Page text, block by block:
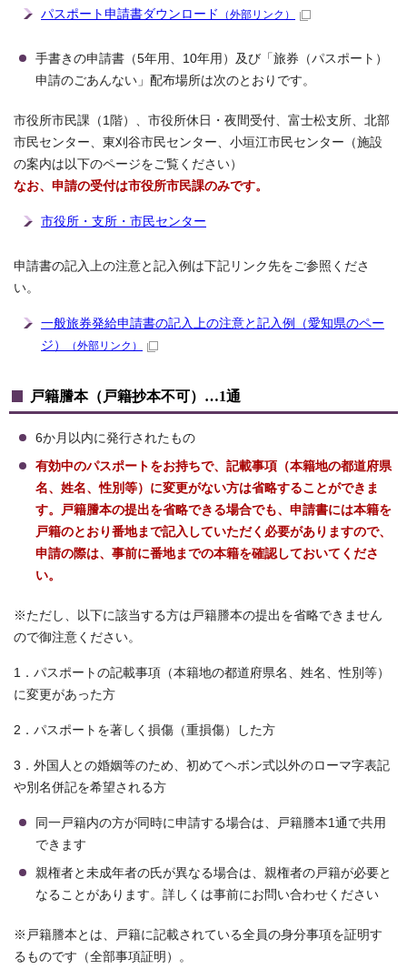
パスポート申請書ダウンロード （外部リンク）
手書きの申請書（5年用、10年用）及び「旅券（パスポート）
申請のごあんない」配布場所は次のとおりです。
市役所市民課（1階）、市役所休日・夜間受付、富士松支所、北部
市民センター、東刈谷市民センター、小垣江市民センター（施設
の案内は以下のページをご覧ください）
なお、申請の受付は市役所市民課のみです。
市役所・支所・市民センター
申請書の記入上の注意と記入例は下記リンク先をご参照くださ
い。
一般旅券発給申請書の記入上の注意と記入例（愛知県のペー
ジ）
（外部リンク）
戸籍謄本（戸籍抄本不可）…1通
6か月以内に発行されたもの
有効中のパスポートをお持ちで、記載事項（本籍地の都道府県
名、姓名、性別等）に変更がない方は省略することができま
す。戸籍謄本の提出を省略できる場合でも、申請書には本籍を
戸籍のとおり番地まで記入していただく必要がありますので、
申請の際は、事前に番地までの本籍を確認しておいてくださ
い。
※ただし、以下に該当する方は戸籍謄本の提出を省略できません
ので御注意ください。
1．パスポートの記載事項（本籍地の都道府県名、姓名、性別等）
に変更があった方
2．パスポートを著しく損傷（重損傷）した方
3．外国人との婚姻等のため、初めてヘボン式以外のローマ字表記
や別名併記を希望される方
同一戸籍内の方が同時に申請する場合は、戸籍謄本1通で共用
できます
親権者と未成年者の氏が異なる場合は、親権者の戸籍が必要と
なることがあります。詳しくは事前にお問い合わせください
※戸籍謄本とは、戸籍に記載されている全員の身分事項を証明す
るものです（全部事項証明）。